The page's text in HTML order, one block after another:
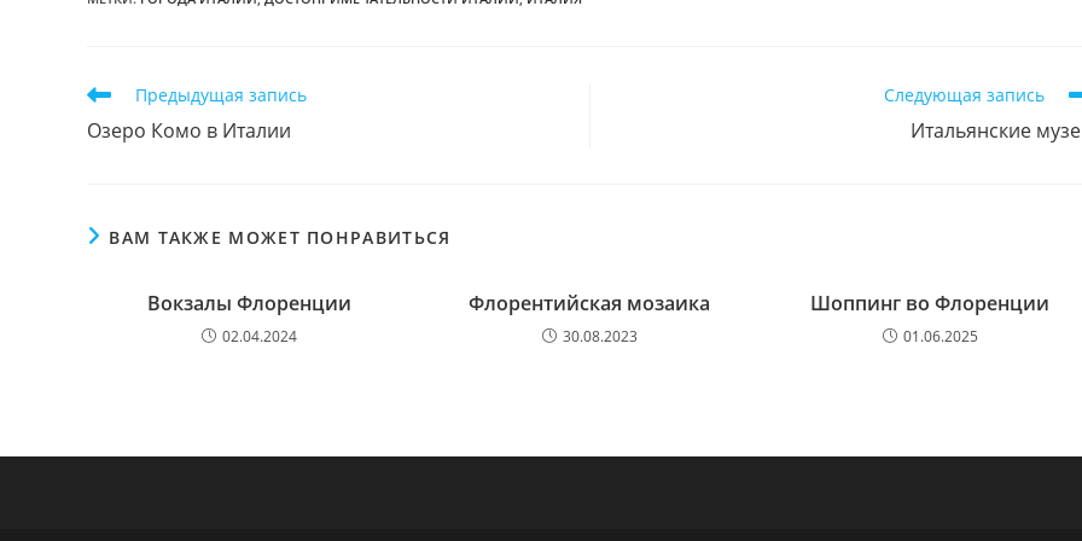
Еще
Предыдущая запись
Озеро Комо в Италии
Следующая запись
Итальянские
ВАМ ТАКЖЕ МОЖЕТ ПОНРАВИТЬСЯ
Вокзалы Флоренции
02.04.2024
Флорентийская мозаика
30.08.2023
Шоппинг во Флоренции
01.06.2025